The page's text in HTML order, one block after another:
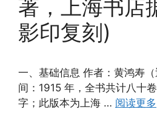
著，上海书店
影印复刻)
一、基础信息 作者：黄鸿寿
间：1915 年，全书共计八十
字；此版本为上海 … 阅读更多